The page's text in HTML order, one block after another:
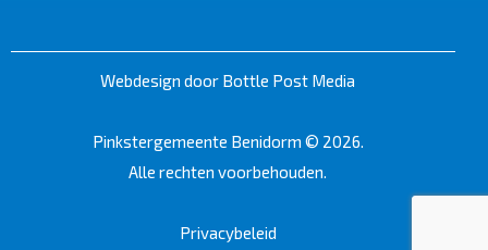
Webdesign door Bottle Post Media
Pinkstergemeente Benidorm © 2026.
Alle rechten voorbehouden.
Privacybeleid